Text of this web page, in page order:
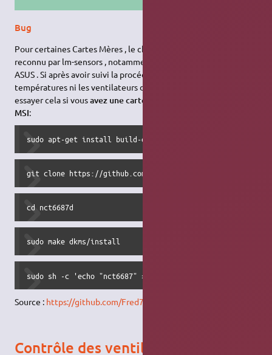
Bug
Pour certaines Cartes Mères , le chip n ' est pas correctement
reconnu par lm-sensors , notamment certaines cartes MSI et
ASUS . Si après avoir suivi la procédure , vous n' obtenez pas les
températures ni les ventilateurs dans la gestion vous pouvez
essayer cela si vousavez une carte mere de la marque asus ou
MSI:
sudo apt-get install build-essential linux-headers-
git clone https://github.com/Fred78290/nct6687d
cd nct6687d
sudo make dkms/install
sudo sh -c 'echo "nct6687" >> /etc/modules'
Source : https://github.com/Fred78290/nct6687d
Contrôle des ventilateurs